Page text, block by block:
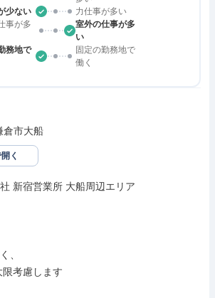
少ない
力仕事が多い
事が多
室外の仕事が多
い
務地で
固定の勤務地で
働く
倉市大船
く
新宿営業所 大船周辺エリア
、